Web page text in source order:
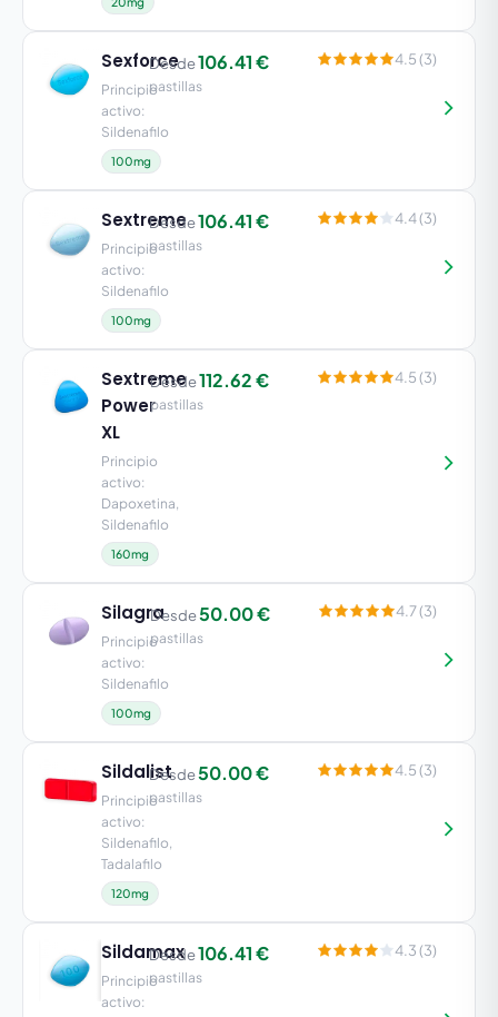
Sextreme
Power
XL
Principio
activo:
Dapoxetina,
Sildenafilo
160mg
Desde112.62 €
pastillas
4.5 (3)
Sextreme
Principio
activo:
Sildenafilo
100mg
Desde106.41 €
pastillas
4.4 (3)
Sildalist
Principio
activo:
Sildenafilo,
Tadalafilo
120mg
Desde50.00 €
pastillas
4.5 (3)
Sexforce
Principio
activo:
Sildenafilo
100mg
Desde106.41 €
pastillas
4.5 (3)
Sildamax
Principio
activo:
Desde106.41 €
pastillas
4.3 (3)
Silagra
Principio
activo:
Sildenafilo
100mg
Desde50.00 €
pastillas
4.7 (3)